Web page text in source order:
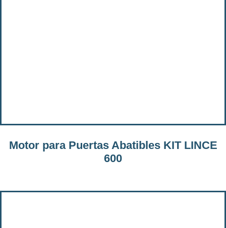
Motor para Puertas Abatibles KIT LINCE
600